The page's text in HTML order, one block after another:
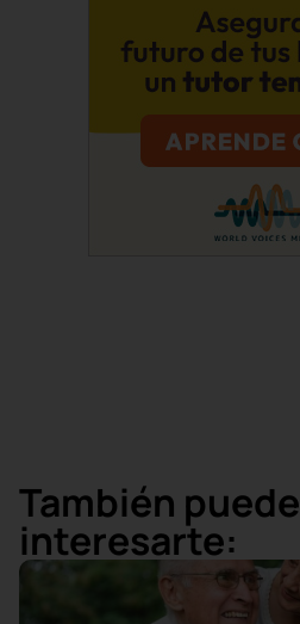
También puede
interesarte: